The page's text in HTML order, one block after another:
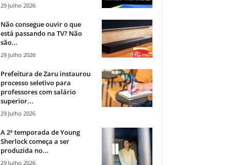
29 Julho 2026
Não consegue ouvir o que
está passando na TV? Não
são...
29 Julho 2026
Prefeitura de Zaru instaurou
processo seletivo para
professores com salário
superior...
29 Julho 2026
A 2ª temporada de Young
Sherlock começa a ser
produzida no...
29 Julho 2026